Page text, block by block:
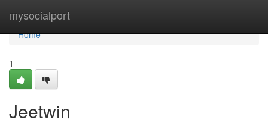
mysocialport
Home
Home
1
Jeetwin